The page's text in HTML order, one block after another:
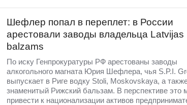
Шефлер попал в переплет: в России
арестовали заводы владельца Latvijas
balzams
По иску Генпрокуратуры РФ арестованы заводы
алкогольного магната Юрия Шефлера, чья S.P.I.
выпускает в Риге водку Stoli, Moskovskaya, а
знаменитый Рижский бальзам. В перспективе это
привести к национализации активов